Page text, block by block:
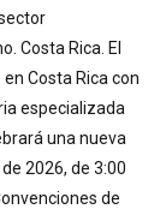
Costa Rica. El
Costa Rica con
especializada
una nueva
2026, de 3:00
de